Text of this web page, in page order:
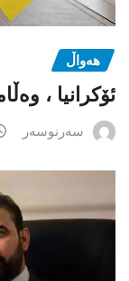
هەواڵ
ئۆکرانیا ،
سەرنوسەر